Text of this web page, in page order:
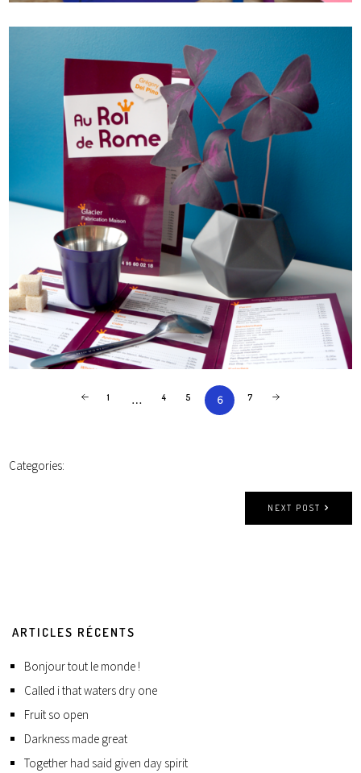
1 … 4 5 6 7
Categories:
NEXT POST
ARTICLES RÉCENTS
Bonjour tout le monde !
Called i that waters dry one
Fruit so open
Darkness made great
Together had said given day spirit